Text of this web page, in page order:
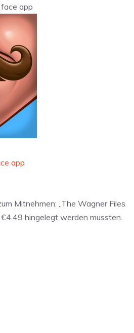
app
Mitnehmen: „The Wagner Files
hingelegt werden mussten.